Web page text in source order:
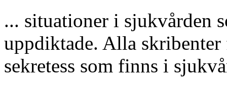
... situationer i sjukvården
uppdiktade. Alla
sekretess som finns i